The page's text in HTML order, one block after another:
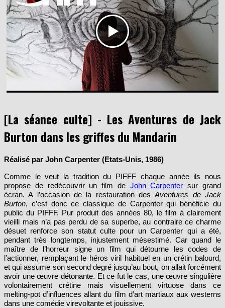
[La séance culte] - Les Aventures de Jack
Burton dans les griffes du Mandarin
Réalisé par John Carpenter (Etats-Unis, 1986)
Comme le veut la tradition du PIFFF chaque année ils nous
propose de redécouvrir un film de John Carpenter sur grand
écran. A l’occasion de la restauration desAventures de Jack
Burton, c’est donc ce classique de Carpenter qui bénéficie du
public du PIFFF. Pur produit des années 80, le film à clairement
vieilli mais n’a pas perdu de sa superbe, au contraire ce charme
désuet renforce son statut culte pour un Carpenter qui a été,
pendant très longtemps, injustement mésestimé. Car quand le
maître de l’horreur signe un film qui détourne les codes de
l’actionner, remplaçant le héros viril habituel en un crétin balourd,
et qui assume son second degré jusqu’au bout, on allait forcément
avoir une œuvre détonante. Et ce fut le cas, une œuvre singulière
volontairement crétine mais visuellement virtuose dans ce
melting-pot d’influences allant du film d’art martiaux aux westerns
dans une comédie virevoltante et jouissive.